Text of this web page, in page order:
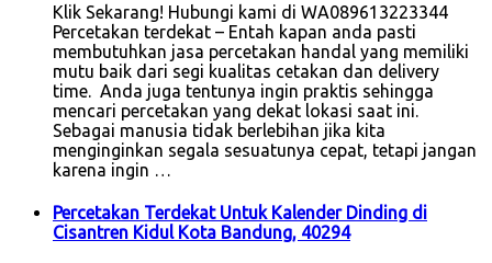
Klik Sekarang! Hubungi kami di WA089613223344
Percetakan terdekat – Entah kapan anda pasti
membutuhkan jasa percetakan handal yang memiliki
mutu baik dari segi kualitas cetakan dan delivery
time. Anda juga tentunya ingin praktis sehingga
mencari percetakan yang dekat lokasi saat ini.
Sebagai manusia tidak berlebihan jika kita
menginginkan segala sesuatunya cepat, tetapi jangan
karena ingin …
Percetakan Terdekat Untuk Kalender Dinding di
Cisantren Kidul Kota Bandung, 40294